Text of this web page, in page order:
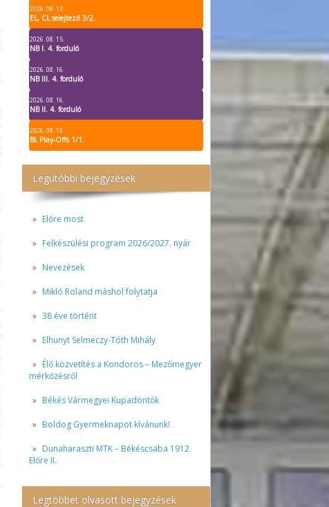
2026. 08. 13.
EL, CL selejtező 3/2.
2026. 08. 15.
NB I. 4. forduló
2026. 08. 16.
NB III. 4. forduló
2026. 08. 16.
NB II. 4. forduló
2026. 08. 18.
BL Play-Offs 1/1.
Legutóbbi bejegyzések
Előre most
Felkészülési program 2026/2027. nyár
Nevezések
Mikló Roland máshol folytatja
38 éve történt
Elhunyt Selmeczy-Tóth Mihály
Élő közvetítés a Kondoros – Mezőmegyer
mérkőzésről
Békés Vármegyei Kupadöntők
Boldog Gyermeknapot kívánunk!
Dunaharaszti MTK – Békéscsaba 1912
Előre II.
Legtöbbet olvasott bejegyzések